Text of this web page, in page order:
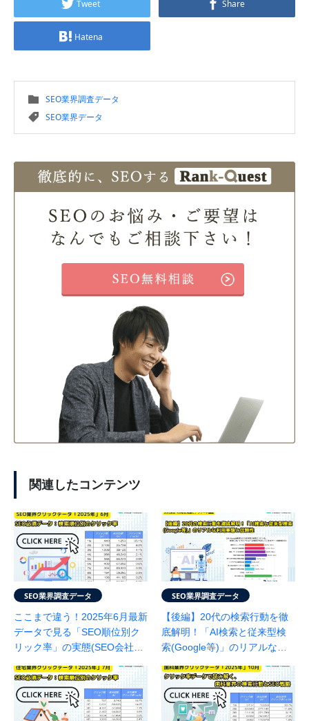
Tweet Share
Hatena
SEO業界調査データ
SEO業界データ
関連したコンテンツ
SEO業界調査データ
ここまで違う！2025年6月最新
データで見る「SEO順位別ク
リック率」の実態(SEO会社ラ
SEO業界調査データ
【後編】20代の検索行動を徹
底解明！「AI検索と従来型検
索(Google等)」のリアルな利
クエスト調べ